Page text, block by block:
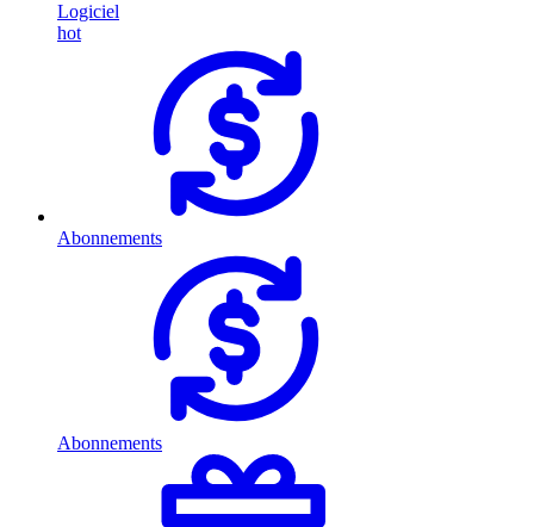
Logiciel
hot
Abonnements
Abonnements